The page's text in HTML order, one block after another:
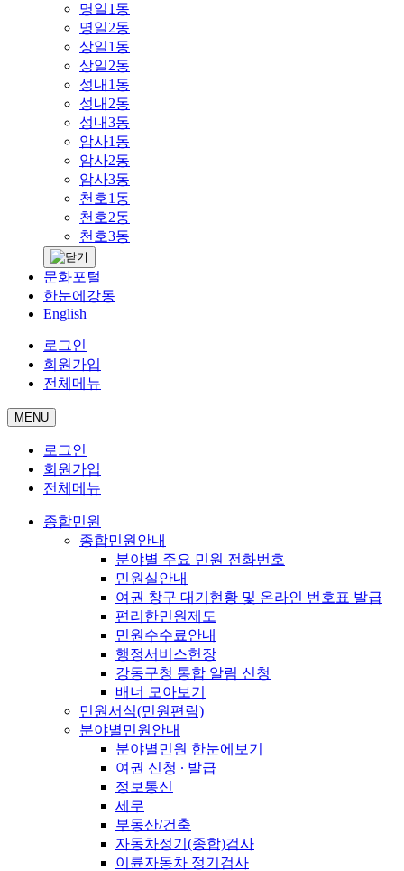
명일1동
명일2동
상일1동
상일2동
성내1동
성내2동
성내3동
암사1동
암사2동
암사3동
천호1동
천호2동
천호3동
문화포털
한눈에강동
English
로그인
회원가입
전체메뉴
MENU
로그인
회원가입
전체메뉴
종합민원
종합민원안내
분야별 주요 민원 전화번호
민원실안내
여권 창구 대기현황 및 온라인 번호표 발급
편리한민원제도
민원수수료안내
행정서비스헌장
강동구청 통합 알림 신청
배너 모아보기
민원서식(민원편람)
분야별민원안내
분야별민원 한눈에보기
여권 신청 ∙ 발급
정보통신
세무
부동산/건축
자동차정기(종합)검사
이륜자동차 정기검사